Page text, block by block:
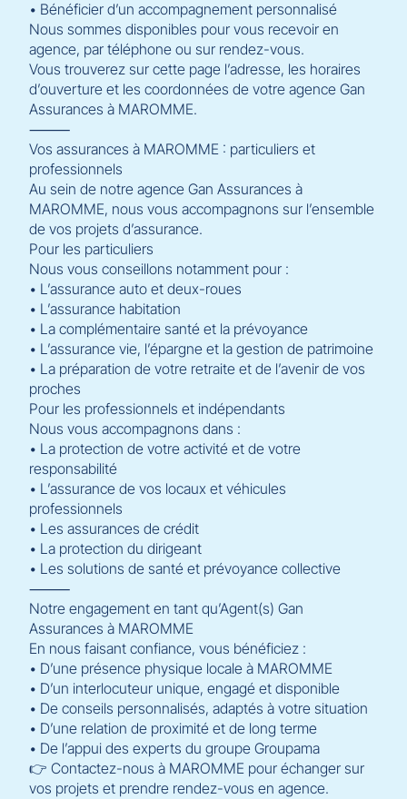
• Bénéficier d’un accompagnement personnalisé
Nous sommes disponibles pour vous recevoir en
agence, par téléphone ou sur rendez-vous.
Vous trouverez sur cette page l’adresse, les horaires
d’ouverture et les coordonnées de votre agence Gan
Assurances à MAROMME.
⸻
Vos assurances à MAROMME : particuliers et
professionnels
Au sein de notre agence Gan Assurances à
MAROMME, nous vous accompagnons sur l’ensemble
de vos projets d’assurance.
Pour les particuliers
Nous vous conseillons notamment pour :
• L’assurance auto et deux-roues
• L’assurance habitation
• La complémentaire santé et la prévoyance
• L’assurance vie, l’épargne et la gestion de patrimoine
• La préparation de votre retraite et de l’avenir de vos
proches
Pour les professionnels et indépendants
Nous vous accompagnons dans :
• La protection de votre activité et de votre
responsabilité
• L’assurance de vos locaux et véhicules
professionnels
• Les assurances de crédit
• La protection du dirigeant
• Les solutions de santé et prévoyance collective
⸻
Notre engagement en tant qu’Agent(s) Gan
Assurances à MAROMME
En nous faisant confiance, vous bénéficiez :
• D’une présence physique locale à MAROMME
• D’un interlocuteur unique, engagé et disponible
• De conseils personnalisés, adaptés à votre situation
• D’une relation de proximité et de long terme
• De l’appui des experts du groupe Groupama
👉 Contactez-nous à MAROMME pour échanger sur
vos projets et prendre rendez-vous en agence.